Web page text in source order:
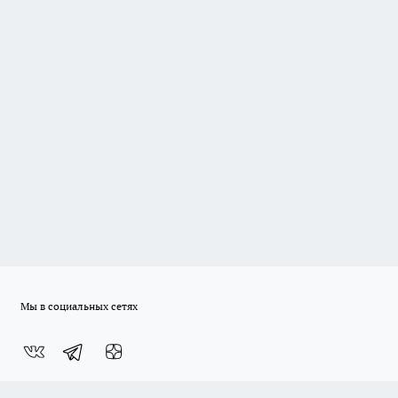
Мы в социальных сетях